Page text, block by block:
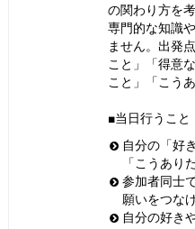
の関わり方を
専門的な知識
ません。出発
こと」「得意
こと」「こう
■当日行うこと
自分の「好
「こうあり
参加者同士
願いをつな
自分の好き